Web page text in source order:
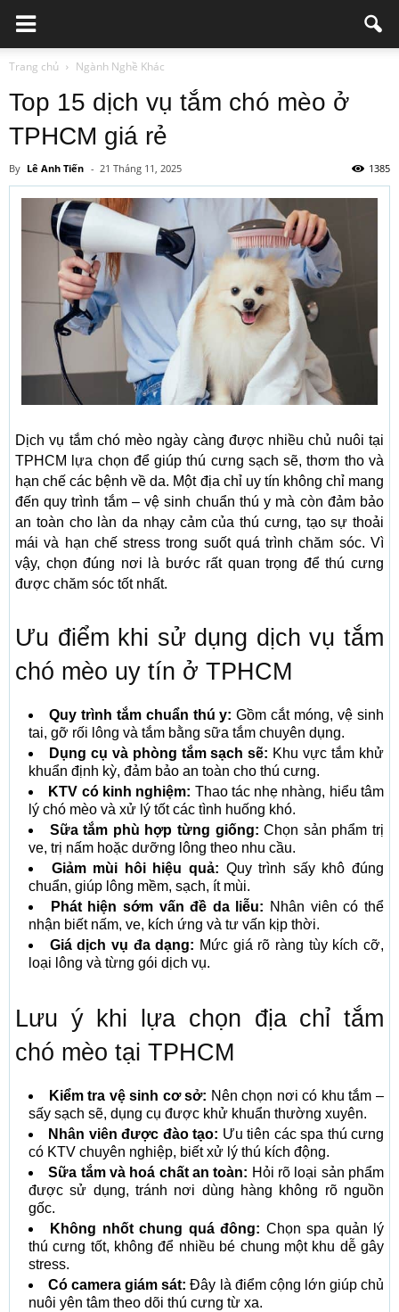
Trang chủ Ngành Nghề Khác
Top 15 dịch vụ tắm chó mèo ở
TPHCM giá rẻ
By Lê Anh Tiến - 21 Tháng 11, 2025 1385
Dịch vụ tắm chó mèo ngày càng được nhiều chủ nuôi tại
TPHCM lựa chọn để giúp thú cưng sạch sẽ, thơm tho và
hạn chế các bệnh về da. Một địa chỉ uy tín không chỉ mang
đến quy trình tắm – vệ sinh chuẩn thú y mà còn đảm bảo
an toàn cho làn da nhạy cảm của thú cưng, tạo sự thoải
mái và hạn chế stress trong suốt quá trình chăm sóc. Vì
vậy, chọn đúng nơi là bước rất quan trọng để thú cưng
được chăm sóc tốt nhất.
Ưu điểm khi sử dụng dịch vụ tắm
chó mèo uy tín ở TPHCM
Quy trình tắm chuẩn thú y: Gồm cắt móng, vệ sinh
tai, gỡ rối lông và tắm bằng sữa tắm chuyên dụng.
Dụng cụ và phòng tắm sạch sẽ: Khu vực tắm khử
khuẩn định kỳ, đảm bảo an toàn cho thú cưng.
KTV có kinh nghiệm: Thao tác nhẹ nhàng, hiểu tâm
lý chó mèo và xử lý tốt các tình huống khó.
Sữa tắm phù hợp từng giống: Chọn sản phẩm trị
ve, trị nấm hoặc dưỡng lông theo nhu cầu.
Giảm mùi hôi hiệu quả: Quy trình sấy khô đúng
chuẩn, giúp lông mềm, sạch, ít mùi.
Phát hiện sớm vấn đề da liễu: Nhân viên có thể
nhận biết nấm, ve, kích ứng và tư vấn kịp thời.
Giá dịch vụ đa dạng: Mức giá rõ ràng tùy kích cỡ,
loại lông và từng gói dịch vụ.
Lưu ý khi lựa chọn địa chỉ tắm
chó mèo tại TPHCM
Kiểm tra vệ sinh cơ sở: Nên chọn nơi có khu tắm –
sấy sạch sẽ, dụng cụ được khử khuẩn thường xuyên.
Nhân viên được đào tạo: Ưu tiên các spa thú cưng
có KTV chuyên nghiệp, biết xử lý thú kích động.
Sữa tắm và hoá chất an toàn: Hỏi rõ loại sản phẩm
được sử dụng, tránh nơi dùng hàng không rõ nguồn
gốc.
Không nhốt chung quá đông: Chọn spa quản lý
thú cưng tốt, không để nhiều bé chung một khu dễ gây
stress.
Có camera giám sát: Đây là điểm cộng lớn giúp chủ
nuôi yên tâm theo dõi thú cưng từ xa.